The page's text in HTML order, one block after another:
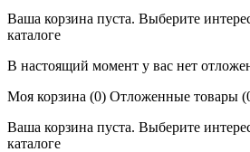
Ваша корзина пуста. Выберите
каталоге
В настоящий момент у вас нет
Моя корзина (0) Отложенные товары
Ваша корзина пуста. Выберите
каталоге